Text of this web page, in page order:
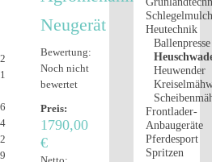
Neugerät
Bewertung:
Noch nicht
bewertet
Preis:
1790,00
€
Heutechnik
Ballenpresse
Heuwender
Frontlader-
Anbaugeräte
Pferdesport
Spritzen